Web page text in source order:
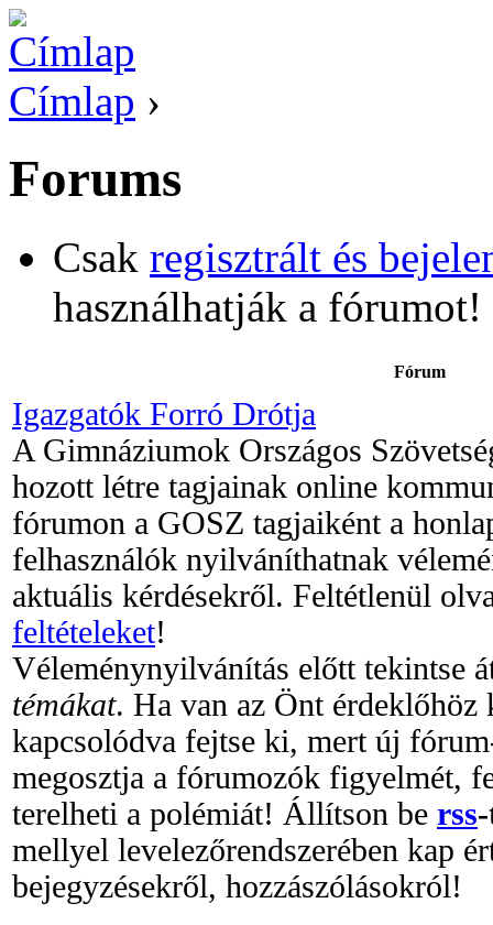
Címlap ›
Forums
Csak regisztrált és
használhatják a fórumot!
Fórum
Igazgatók Forró Drótja
A Gimnáziumok Országos
hozott létre tagjainak online
fórumon a GOSZ tagjaiként a
felhasználók nyilváníthatnak
aktuális kérdésekről. Feltétlenül
feltételeket!
Véleménynyilvánítás előtt tekintse
témákat. Ha van az Önt érdeklőhöz
kapcsolódva fejtse ki, mert új
megosztja a fórumozók figyelmét,
terelheti a polémiát! Állítson be rss
mellyel levelezőrendszerében kap
bejegyzésekről, hozzászólásokról!